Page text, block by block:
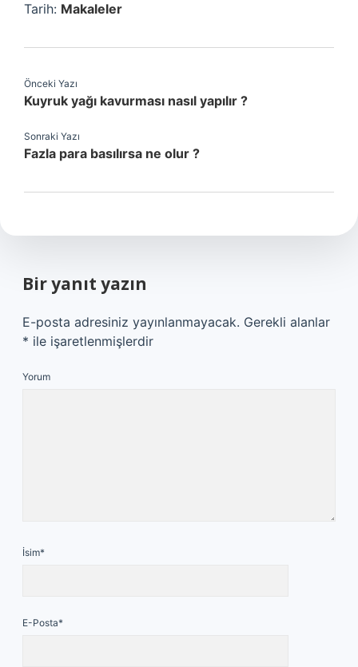
Tarih: Makaleler
Önceki Yazı
Kuyruk yağı kavurması nasıl yapılır ?
Sonraki Yazı
Fazla para basılırsa ne olur ?
Bir yanıt yazın
E-posta adresiniz yayınlanmayacak. Gerekli alanlar
* ile işaretlenmişlerdir
Yorum
İsim*
E-Posta*